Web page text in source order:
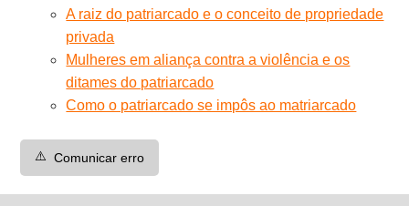
A raiz do patriarcado e o conceito de propriedade
privada
Mulheres em aliança contra a violência e os
ditames do patriarcado
Como o patriarcado se impôs ao matriarcado
⚠️ Comunicar erro